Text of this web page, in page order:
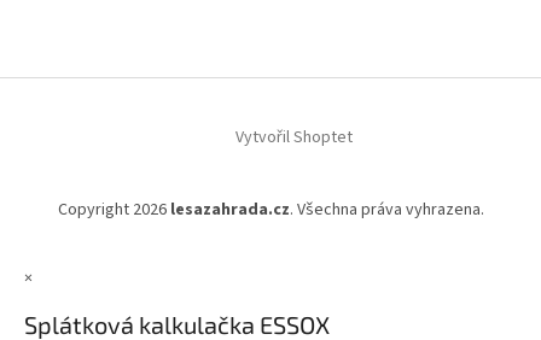
Vytvořil Shoptet
Copyright 2026 lesazahrada.cz. Všechna práva vyhrazena.
×
Splátková kalkulačka ESSOX